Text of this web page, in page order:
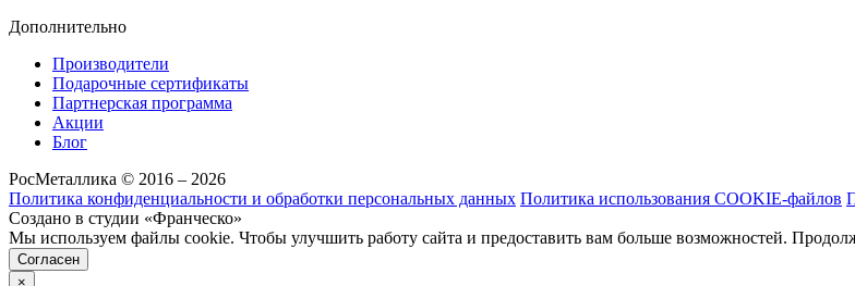
Дополнительно
Производители
Подарочные сертификаты
Партнерская программа
Акции
Блог
РосМеталлика © 2016 – 2026
Политика конфиденциальности и обработки персональных данных Политика использования COOKIE-файлов
Создано в студии «Франческо»
Мы используем файлы cookie. Чтобы улучшить работу сайта и предоставить вам больше возможностей.
Согласен
×